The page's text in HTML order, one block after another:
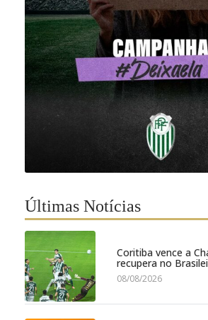
Últimas Notícias
Coritiba vence a
recupera no
08/08/2026